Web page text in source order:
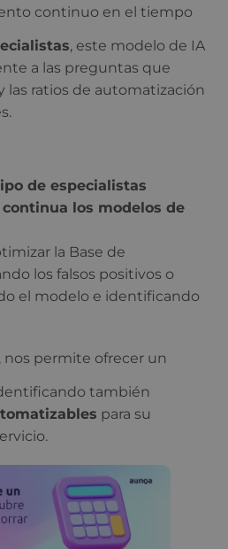
continuo en el tiempo
, este modelo de IA
a las preguntas que
las ratios de automatización
de especialistas
los modelos de
la Base de
los falsos positivos o
el modelo e identificando
permite ofrecer un
también
para su